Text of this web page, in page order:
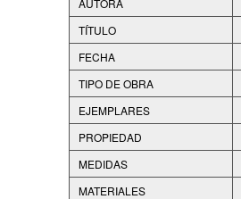
AUTORA
TÍTULO
FECHA
TIPO DE OBRA
EJEMPLARES
PROPIEDAD
MEDIDAS
MATERIALES